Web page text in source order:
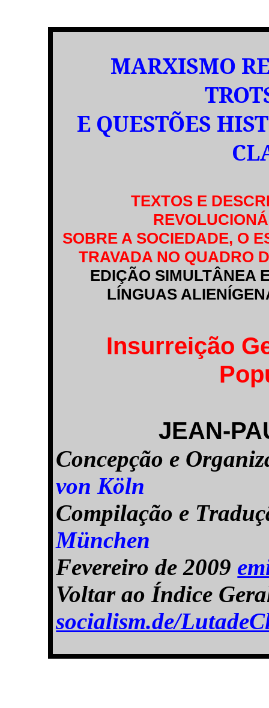
MARXISMO
E QUESTÕES
TEXTOS E
SOBRE A SOCIEDADE, O
TRAVADA NO QUADRO
EDIÇÃO SIMULTÂNEA
LÍNGUAS
Insurreição
JEAN-
Concepção e
von Köln
Compilação e
München
Fevereiro de 2009
Voltar ao Índice
socialism.de/